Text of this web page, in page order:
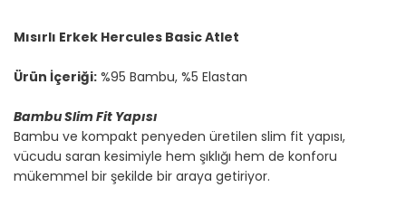
Mısırlı Erkek Hercules Basic Atlet
Ürün İçeriği: %95 Bambu, %5 Elastan
Bambu Slim Fit Yapısı
Bambu ve kompakt penyeden üretilen slim fit yapısı,
vücudu saran kesimiyle hem şıklığı hem de konforu
mükemmel bir şekilde bir araya getiriyor.